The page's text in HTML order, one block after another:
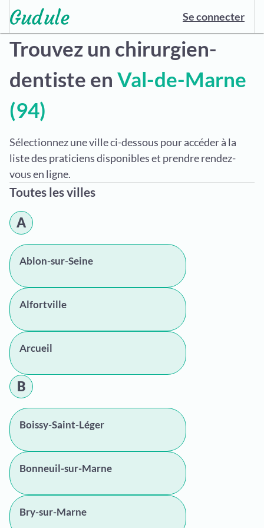
Se connecter
Trouvez un chirurgien-
dentiste en Val-de-Marne
(94)
Sélectionnez une ville ci-dessous pour accéder à la
liste des praticiens disponibles et prendre rendez-
vous en ligne.
Toutes les villes
A
Ablon-sur-Seine
Alfortville
Arcueil
B
Boissy-Saint-Léger
Bonneuil-sur-Marne
Bry-sur-Marne